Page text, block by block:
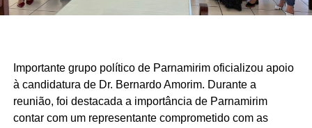
Importante grupo político de Parnamirim oficializou apoio
à candidatura de Dr. Bernardo Amorim. Durante a
reunião, foi destacada a importância de Parnamirim
contar com um representante comprometido com as